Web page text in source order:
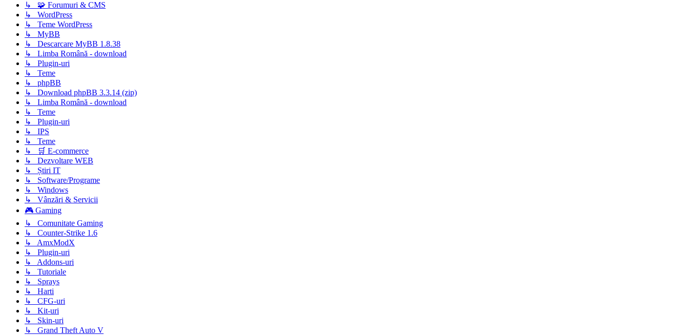
↳ 🧩 Forumuri & CMS
↳ WordPress
↳ Teme WordPress
↳ MyBB
↳ Descarcare MyBB 1.8.38
↳ Limba Română - download
↳ Plugin-uri
↳ Teme
↳ phpBB
↳ Download phpBB 3.3.14 (zip)
↳ Limba Română - download
↳ Teme
↳ Plugin-uri
↳ IPS
↳ Teme
↳ 🛒 E-commerce
↳ Dezvoltare WEB
↳ Știri IT
↳ Software/Programe
↳ Windows
↳ Vânzări & Servicii
🎮 Gaming
↳ Comunitate Gaming
↳ Counter-Strike 1.6
↳ AmxModX
↳ Plugin-uri
↳ Addons-uri
↳ Tutoriale
↳ Sprays
↳ Harti
↳ CFG-uri
↳ Kit-uri
↳ Skin-uri
↳ Grand Theft Auto V